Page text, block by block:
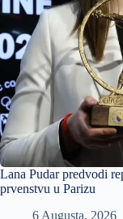
Lana Pudar predvodi
prvenstvu u Parizu
6 Augusta, 2026